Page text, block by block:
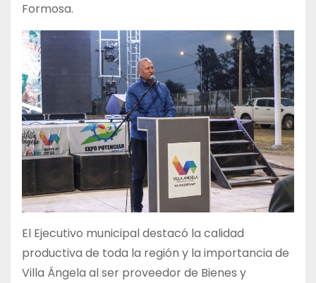
Formosa.
El Ejecutivo municipal destacó la calidad
productiva de toda la región y la importancia de
Villa Ángela al ser proveedor de Bienes y